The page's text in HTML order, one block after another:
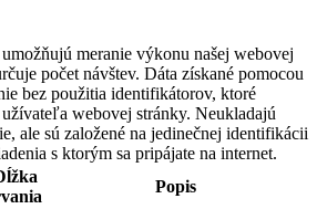
meranie výkonu našej webovej
počet návštev. Dáta získané pomocou
bez použitia identifikátorov, ktoré
webovej stránky. Neukladajú
ale sú založené na jedinečnej identifikácii
s ktorým sa pripájate na internet.
Popis